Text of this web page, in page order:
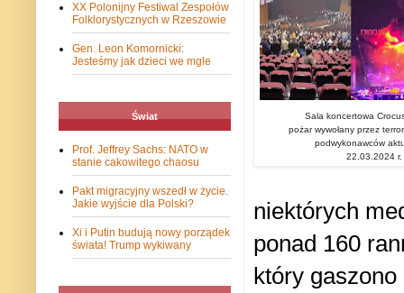
Sala koncertowa
pożar wywołany przez
podwykonawców
22.03.2024
niektórych
ponad 160
który
XX Polonijny Festiwal Zespołów
Folklorystycznych w Rzeszowie
Gen. Leon Komornicki:
Jesteśmy jak dzieci we mgle
Świat
Prof. Jeffrey Sachs: NATO w
stanie cakowitego chaosu
Pakt migracyjny wszedł w życie.
Jakie wyjście dla Polski?
Xi i Putin budują nowy porządek
świata! Trump wykiwany